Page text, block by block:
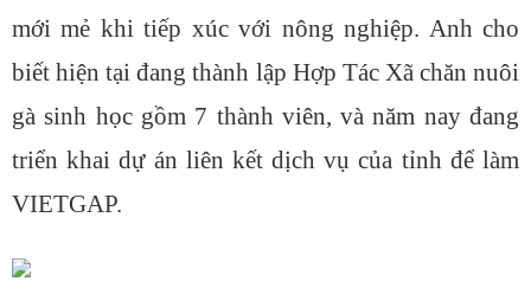
mới mẻ khi tiếp xúc với nông nghiệp. Anh cho
biết hiện tại đang thành lập Hợp Tác Xã chăn nuôi
gà sinh học gồm 7 thành viên, và năm nay đang
triển khai dự án liên kết dịch vụ của tỉnh để làm
VIETGAP.